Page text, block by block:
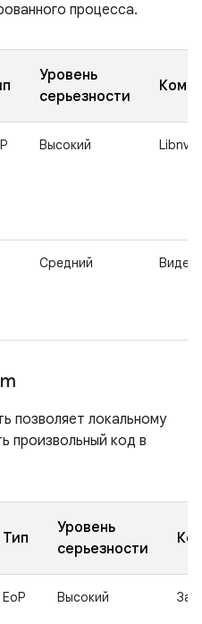
процесса.
Уровень
серьезности
Высокий
Средний
позволяет локальному
произвольный код в
Тип
Уровень
серьезности
EoP Высокий